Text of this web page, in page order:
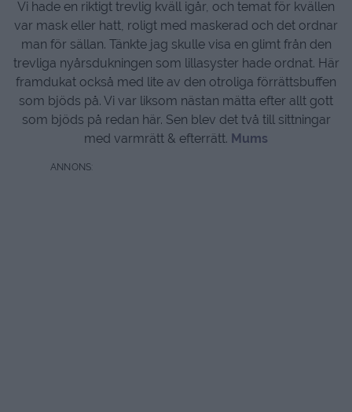
Vi hade en riktigt trevlig kväll igår, och temat för kvällen
var mask eller hatt, roligt med maskerad och det ordnar
man för sällan. Tänkte jag skulle visa en glimt från den
trevliga nyårsdukningen som lillasyster hade ordnat. Här
framdukat också med lite av den otroliga förrättsbuffen
som bjöds på. Vi var liksom nästan mätta efter allt gott
som bjöds på redan här. Sen blev det två till sittningar
med varmrätt & efterrätt. Mums